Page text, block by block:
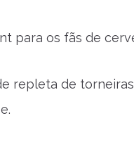
para os fãs de
repleta de